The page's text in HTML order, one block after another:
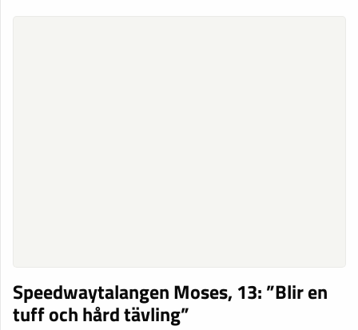
Speedwaytalangen Moses, 13: ”Blir en
tuff och hård tävling”